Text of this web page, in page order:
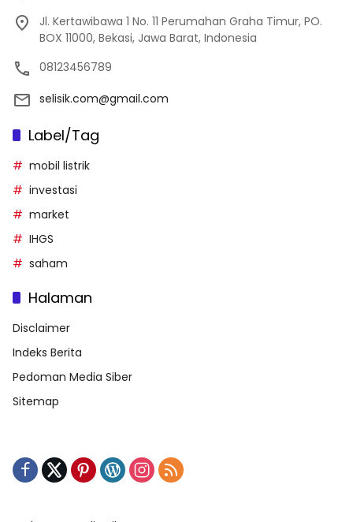
Jl. Kertawibawa 1 No. 11 Perumahan Graha Timur, PO.
BOX 11000, Bekasi, Jawa Barat, Indonesia
08123456789
selisik.com@gmail.com
Label/Tag
mobil listrik
investasi
market
IHGS
saham
Halaman
Disclaimer
Indeks Berita
Pedoman Media Siber
Sitemap